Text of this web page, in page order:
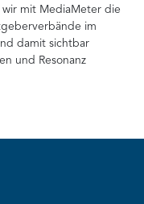
wir mit MediaMeter die
im
damit sichtbar
und Resonanz